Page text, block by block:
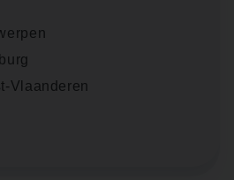
Vlaanderen
Bro­ker Property